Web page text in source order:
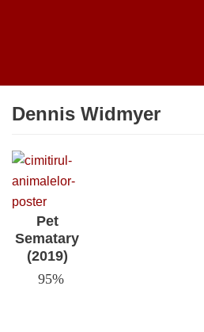
conținut
Dennis Widmyer
Pet
Sematary
(2019)
95%